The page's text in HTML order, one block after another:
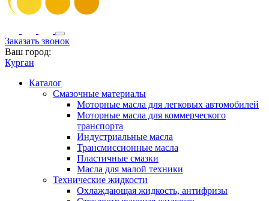
Заказать звонок
Ваш город:
Курган
Каталог
Смазочные материалы
Моторные масла для легковых автомобилей
Моторные масла для коммерческого
транспорта
Индустриальные масла
Трансмиссионные масла
Пластичные смазки
Масла для малой техники
Технические жидкости
Охлаждающая жидкость, антифризы